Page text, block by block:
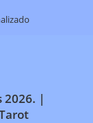
2026. |